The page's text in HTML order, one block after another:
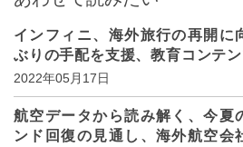
インフィニ、海外旅行の再開に
ぶりの手配を支援、教育コンテ
2022年05月17日
航空データから読み解く、今夏
ンド回復の見通し、海外航空会